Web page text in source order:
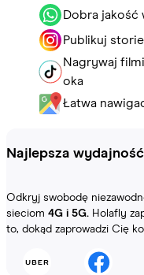
Dobra jakość
Publikuj
Nagrywaj
oka
Łatwa
Najlepsza
Odkryj swobodę
sieciom 4G i 5G. Holafly
to, dokąd zaprowadzi Cię